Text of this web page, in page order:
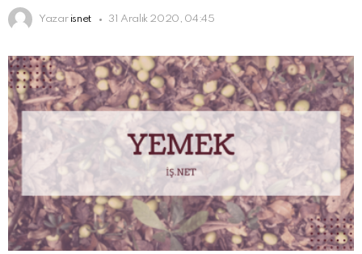
Yazar isnet 31 Aralık 2020, 04:45